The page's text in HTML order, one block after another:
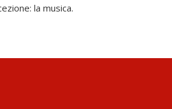
la musica.